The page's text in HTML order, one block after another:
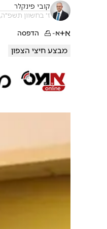
קובי פינקלר
ז' בחשוון תשפ"ה, 08/11/24 10:31
א+א- הדפסה
מבצע חיצי הצפון